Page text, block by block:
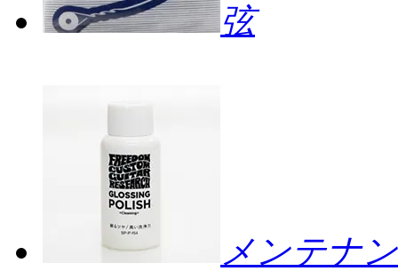
弦
メンテナ